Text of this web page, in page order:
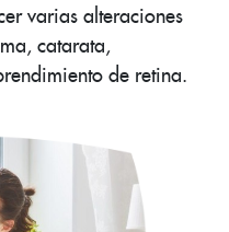
varias alteraciones
catarata,
de retina.